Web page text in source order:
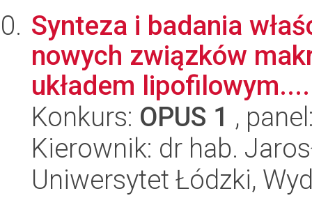
Synteza i badania
nowych związków
układem lipofilowym....
Konkurs: OPUS 1 ,
Kierownik: dr hab.
Uniwersytet Łódzki,